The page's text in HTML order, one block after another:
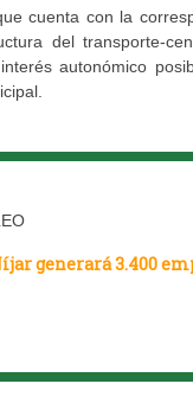
cuenta con la
del transporte-
autonómico
generará 3.400